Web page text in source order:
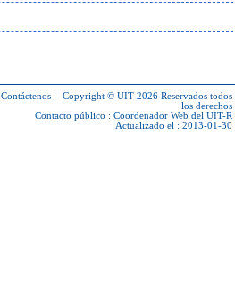
Contáctenos - Copyright © UIT 2026 Reservados todos
los derechos
Contacto público : Coordenador Web del UIT-R
Actualizado el : 2013-01-30